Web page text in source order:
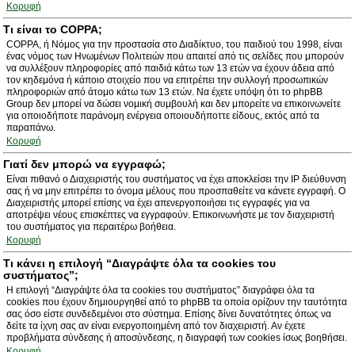
Κορυφή
Τι είναι το COPPA;
COPPA, ή Νόμος για την προστασία στο Διαδίκτυο, του παιδιού του 1998, είναι
ένας νόμος των Ηνωμένων Πολιτειών που απαιτεί από τις σελίδες που μπορούν
να συλλέξουν πληροφορίες από παιδιά κάτω των 13 ετών να έχουν άδεια από
τον κηδεμόνα ή κάποιο στοιχείο που να επιτρέπει την συλλογή προσωπικών
πληροφοριών από άτομο κάτω των 13 ετών. Να έχετε υπόψη ότι το phpBB
Group δεν μπορεί να δώσει νομική συμβουλή και δεν μπορείτε να επικοινωνείτε
για οποιοδήποτε παράνομη ενέργεια οποιουδήποττε είδους, εκτός από τα
παραπάνω.
Κορυφή
Γιατί δεν μπορώ να εγγραφώ;
Είναι πιθανό ο Διαχειριστής του συστήματος να έχει αποκλείσει την IP διεύθυνση
σας ή να μην επιτρέπει το όνομα μέλους που προσπαθείτε να κάνετε εγγραφή. Ο
Διαχειριστής μπορεί επίσης να έχει απενεργοποιήσει τις εγγραφές για να
αποτρέψει νέους επισκέπτες να εγγραφούν. Επικοινωνήστε με τον διαχειριστή
του συστήματος για περαιτέρω βοήθεια.
Κορυφή
Τι κάνει η επιλογή “Διαγράψτε όλα τα cookies του
συστήματος”;
Η επιλογή “Διαγράψτε όλα τα cookies του συστήματος” διαγράφει όλα τα
cookies που έχουν δημιουργηθεί από το phpBB τα οποία ορίζουν την ταυτότητα
σας όσο είστε συνδεδεμένοι στο σύστημα. Επίσης δίνει δυνατότητες όπως να
δείτε τα ίχνη σας αν είναι ενεργοποιημένη από τον διαχειριστή. Αν έχετε
προβλήματα σύνδεσης ή αποσύνδεσης, η διαγραφή των cookies ίσως βοηθήσει.